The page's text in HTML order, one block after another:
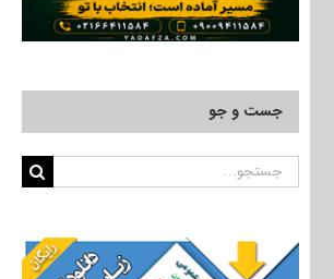
جست و جو
جستجو